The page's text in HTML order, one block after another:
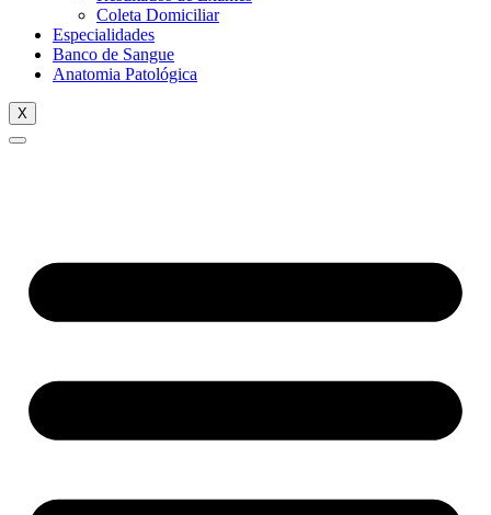
Coleta Domiciliar
Especialidades
Banco de Sangue
Anatomia Patológica
X